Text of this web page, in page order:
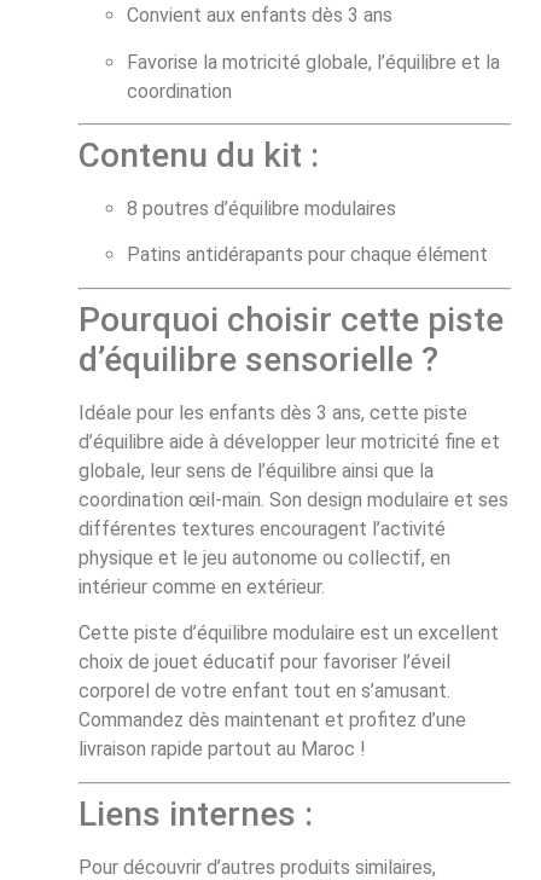
Convient aux enfants dès 3 ans
Favorise la motricité globale, l’équilibre et la
coordination
Contenu du kit :
8 poutres d’équilibre modulaires
Patins antidérapants pour chaque élément
Pourquoi choisir cette piste
d’équilibre sensorielle ?
Idéale pour les enfants dès 3 ans, cette piste
d’équilibre aide à développer leur motricité fine et
globale, leur sens de l’équilibre ainsi que la
coordination œil-main. Son design modulaire et ses
différentes textures encouragent l’activité
physique et le jeu autonome ou collectif, en
intérieur comme en extérieur.
Cette piste d’équilibre modulaire est un excellent
choix de jouet éducatif pour favoriser l’éveil
corporel de votre enfant tout en s’amusant.
Commandez dès maintenant et profitez d’une
livraison rapide partout au Maroc !
Liens internes :
Pour découvrir d’autres produits similaires,